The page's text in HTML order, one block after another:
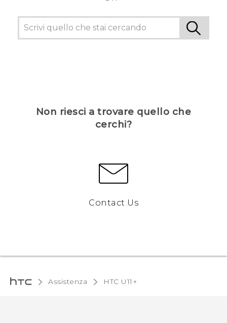
Non riesci a trovare quello che
cerchi?
Contact Us
Assistenza HTC U11+‎